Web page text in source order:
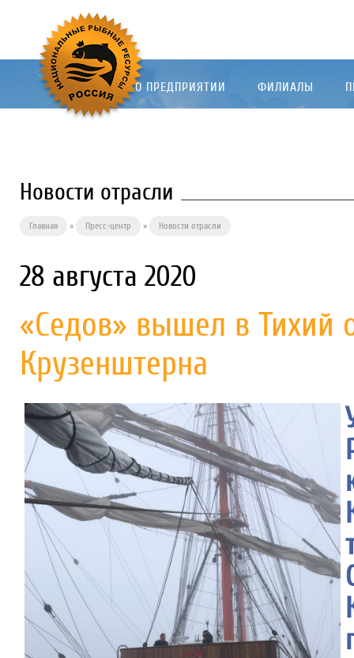
О ПРЕДПРИЯТИИ ФИЛИАЛЫ
Новости отрасли
Главная » Пресс-центр » Новости отрасли
28 августа 2020
«Седов» вышел в Тихий
Крузенштерна